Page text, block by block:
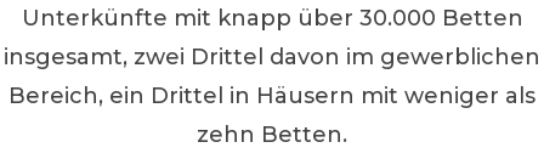
Unterkünfte mit knapp über 30.000 Betten
insgesamt, zwei Drittel davon im gewerblichen
Bereich, ein Drittel in Häusern mit weniger als
zehn Betten.